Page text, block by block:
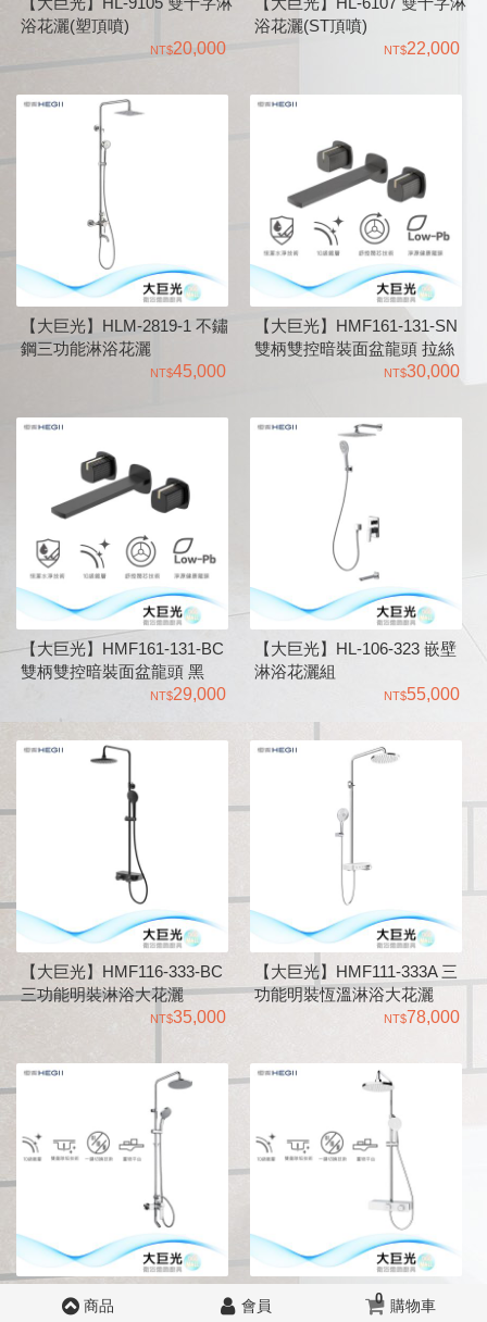
浴花灑(塑頂噴)
20,000
浴花灑(ST頂噴)
22,000
【大巨光】HLM-2819-1 不鏽
鋼三功能淋浴花灑
45,000
【大巨光】HMF161-131-SN
雙柄雙控暗裝面盆龍頭 拉絲
30,000
【大巨光】HMF161-131-BC
雙柄雙控暗裝面盆龍頭 黑
29,000
【大巨光】HL-106-323 嵌壁
淋浴花灑組
55,000
【大巨光】HMF116-333-BC
三功能明裝淋浴大花灑
35,000
【大巨光】HMF111-333A 三
功能明裝恆溫淋浴大花灑
78,000
【大巨光】HMF108-333M 三
功能明裝淋浴大花灑
【大巨光】HMF158-333 三功
能明裝淋浴大花灑
商品 會員 0 購物車